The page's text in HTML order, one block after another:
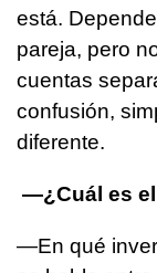
está.
pareja, pero
cuentas
confusión,
diferente.
—¿Cuál es
—En qué